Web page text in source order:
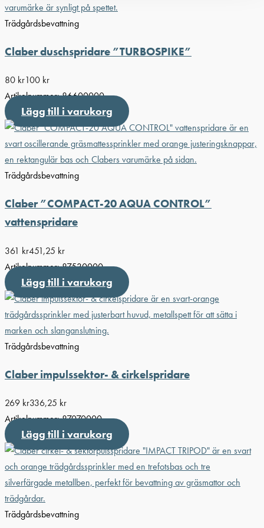
Trädgårdsbevattning
Claber duschspridare ”TURBOSPIKE”
80 kr100 kr
Artikelnummer:86600000
Lägg till i varukorg
Trädgårdsbevattning
Claber ”COMPACT-20 AQUA CONTROL”
vattenspridare
361 kr451,25 kr
Artikelnummer:87530000
Lägg till i varukorg
Trädgårdsbevattning
Claber impulssektor- & cirkelspridare
269 kr336,25 kr
Artikelnummer:87070000
Lägg till i varukorg
Trädgårdsbevattning